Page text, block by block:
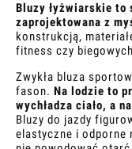
Bluzy łyżwiarskie
zaprojektowana z
konstrukcją,
fitness czy
Zwykła bluza
fason. Na lodzie to
wychładza ciało, a
Bluzy do jazdy
elastyczne i odporne